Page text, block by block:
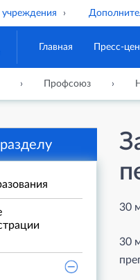
Главная Пресс-
Профсоюз
30
30